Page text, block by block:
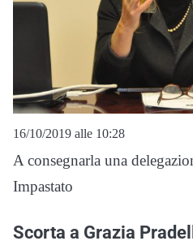
16/10/2019 alle 10:28
A consegnarla una
Impastato
Scorta a Grazia